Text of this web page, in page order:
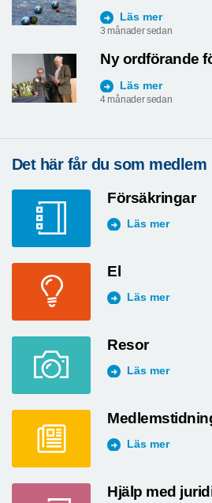
Läs mer
3 månader sedan
Ny ordförande
Läs mer
4 månader sedan
Det här får du som medlem
Försäkringar
Läs mer
El
Läs mer
Resor
Läs mer
Läs mer
Hjälp med